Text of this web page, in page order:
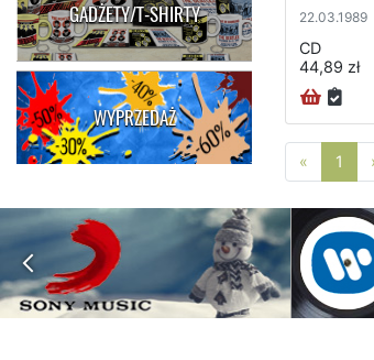
GADŻETY/T-SHIRTY
WYPRZEDAŻ
22.03.1989
CD
44,89 zł
« 1